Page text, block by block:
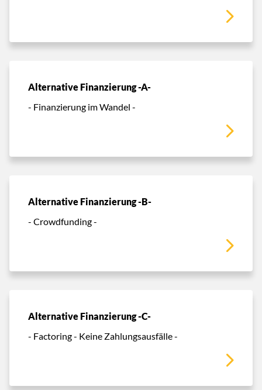
Alternative Finanzierung -A-
- Finanzierung im Wandel -
Alternative Finanzierung -B-
- Crowdfunding -
Alternative Finanzierung -C-
- Factoring - Keine Zahlungsausfälle -